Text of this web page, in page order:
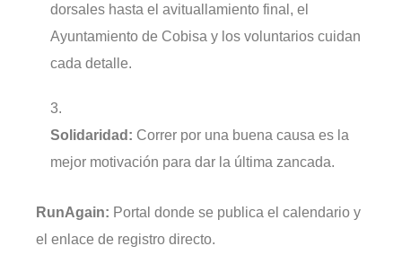
dorsales hasta el avituallamiento final, el
Ayuntamiento de Cobisa y los voluntarios cuidan
cada detalle.
Solidaridad: Correr por una buena causa es la
mejor motivación para dar la última zancada.
RunAgain: Portal donde se publica el calendario y
el enlace de registro directo.